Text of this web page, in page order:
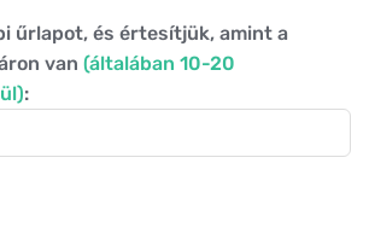
űrlapot, és értesítjük, amint a
van (általában 10-20
: